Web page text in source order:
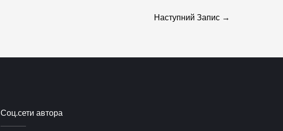
Наступний Запис →
Соц.сети автора